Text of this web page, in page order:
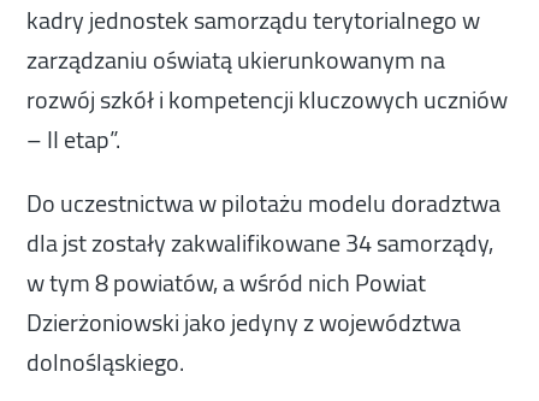
kadry jednostek samorządu terytorialnego w
zarządzaniu oświatą ukierunkowanym na
rozwój szkół i kompetencji kluczowych uczniów
– II etap”.
Do uczestnictwa w pilotażu modelu doradztwa
dla jst zostały zakwalifikowane 34 samorządy,
w tym 8 powiatów, a wśród nich Powiat
Dzierżoniowski jako jedyny z województwa
dolnośląskiego.